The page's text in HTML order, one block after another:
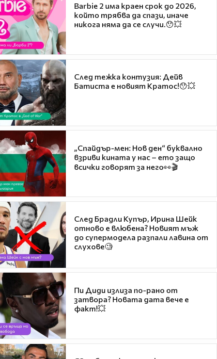
Barbie 2 има краен срок до 2026,
който трябва да спази, иначе
никога няма да се случи.😯💥
След тежка контузия: Дейв
Батиста е новият Кратос!😯💥
„Спайдър-мен: Нов ден“ буквално
взриви кината у нас – ето защо
всички говорят за него👀🎬
След Брадли Купър, Ирина Шейк
отново е влюбена? Новият мъж
до супермодела разпали лавина от
слухове🧐
Пи Диди излиза по-рано от
затвора? Новата дата вече е
факт!💥